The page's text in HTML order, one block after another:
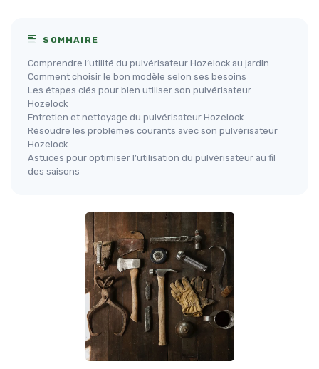
SOMMAIRE
Comprendre l’utilité du pulvérisateur Hozelock au jardin
Comment choisir le bon modèle selon ses besoins
Les étapes clés pour bien utiliser son pulvérisateur
Hozelock
Entretien et nettoyage du pulvérisateur Hozelock
Résoudre les problèmes courants avec son pulvérisateur
Hozelock
Astuces pour optimiser l’utilisation du pulvérisateur au fil
des saisons